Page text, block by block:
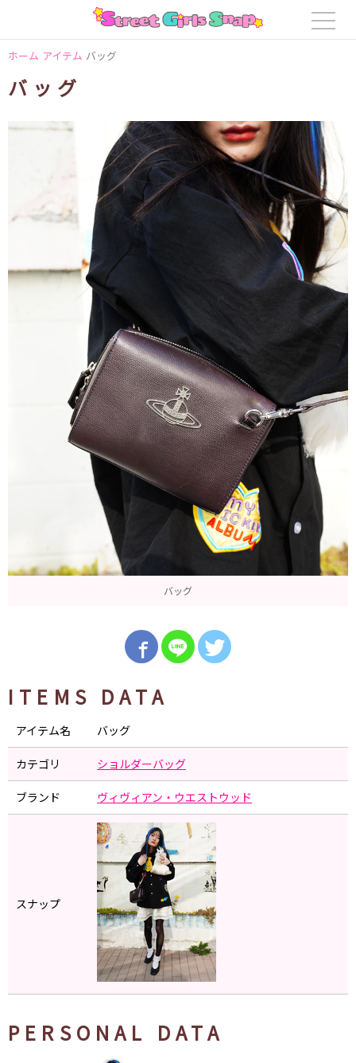
ホーム アイテム バッグ
バッグ
バッグ
ITEMS DATA
アイテム名 バッグ
カテゴリ ショルダーバッグ
ブランド ヴィヴィアン・ウエストウッド
スナップ
PERSONAL DATA